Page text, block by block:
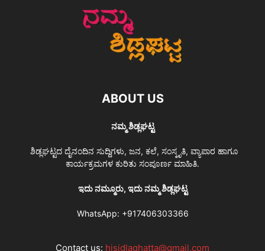
ABOUT US
ನಮ್ಮ ಶಿಡ್ಲಘಟ್ಟ
ಶಿಡ್ಲಘಟ್ಟದ ದೈನಂದಿನ ಸುದ್ದಿಗಳು, ಜನ, ಕಲೆ, ಸಂಸ್ಕೃತಿ, ವ್ಯಾಪಾರ ಹಾಗೂ
ಕಾರ್ಯಕ್ರಮಗಳ ಕುರಿತು ಸಂಪೂರ್ಣ ಮಾಹಿತಿ.
ಇದು ನಮ್ಮೂರು, ಇದು ನಮ್ಮ ಶಿಡ್ಲಘಟ್ಟ
WhatsApp: +917406303366
Contact us: hisidlaghatta@gmail.com